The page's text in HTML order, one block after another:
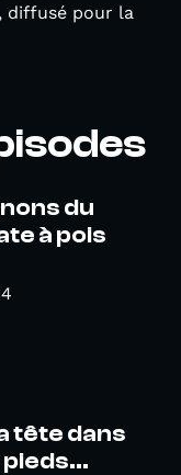
diffusé pour la
du
à pois
tête dans